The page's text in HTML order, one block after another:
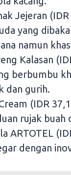
Jejeran
yang
namun
Kalasan
berbumbu
dan gurih.
(IDR
rujak buah
ARTOTEL
dengan